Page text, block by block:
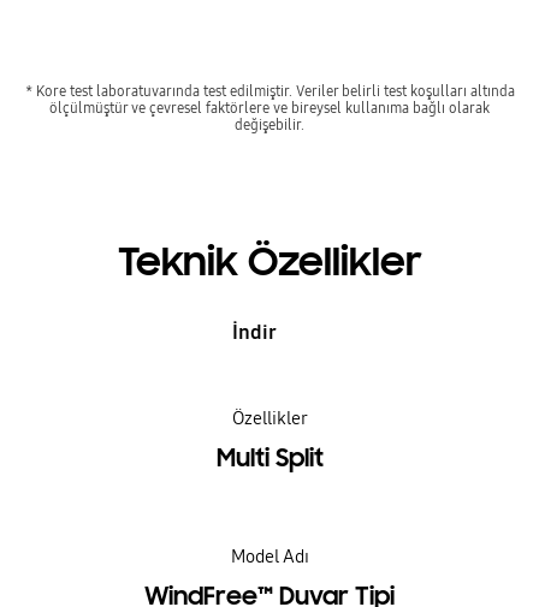
* Kore test laboratuvarında test edilmiştir. Veriler belirli test koşulları altında
ölçülmüştür ve çevresel faktörlere ve bireysel kullanıma bağlı olarak
değişebilir.
Teknik Özellikler
İndir
Özellikler
Multi Split
Model Adı
WindFree™ Duvar Tipi